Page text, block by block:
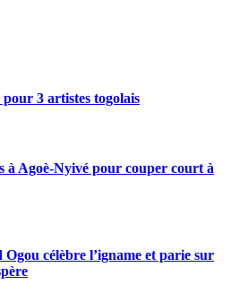
3 artistes togolais
à Agoè-Nyivé pour couper court à
célèbre l’igname et parie sur